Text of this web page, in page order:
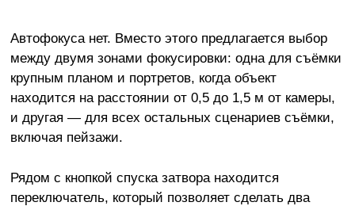
Автофокуса нет. Вместо этого предлагается выбор
между двумя зонами фокусировки: одна для съёмки
крупным планом и портретов, когда объект
находится на расстоянии от 0,5 до 1,5 м от камеры,
и другая — для всех остальных сценариев съёмки,
включая пейзажи.
Рядом с кнопкой спуска затвора находится
переключатель, который позволяет сделать два